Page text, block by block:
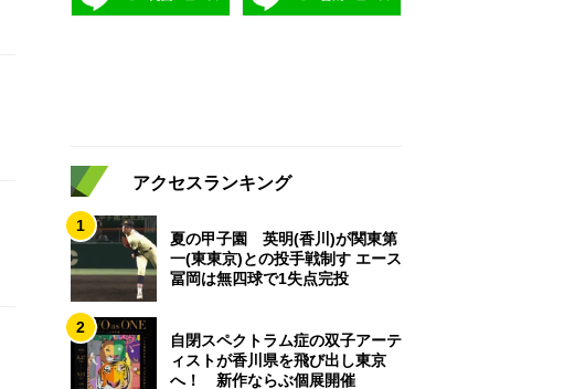
アクセスランキング
1
夏の甲子園 英明(香川)が関東第
一(東東京)との投手戦制す エース
冨岡は無四球で1失点完投
2
自閉スペクトラム症の双子アーテ
ィストが香川県を飛び出し東京
へ！ 新作ならぶ個展開催